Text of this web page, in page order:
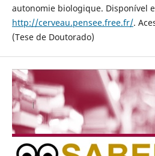
autonomie biologique. Disponível
http://cerveau.pensee.free.fr/.
(Tese de Doutorado)